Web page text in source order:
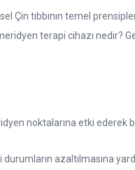
Çin tıbbının temel
terapi cihazı nedir?
noktalarına etki ederek
azaltılmasına